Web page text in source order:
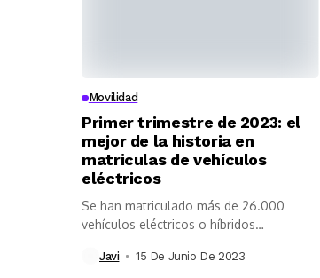
Movilidad
Primer trimestre de 2023: el
mejor de la historia en
matriculas de vehículos
eléctricos
Se han matriculado más de 26.000
vehículos eléctricos o híbridos
Javi 15 De Junio De 2023